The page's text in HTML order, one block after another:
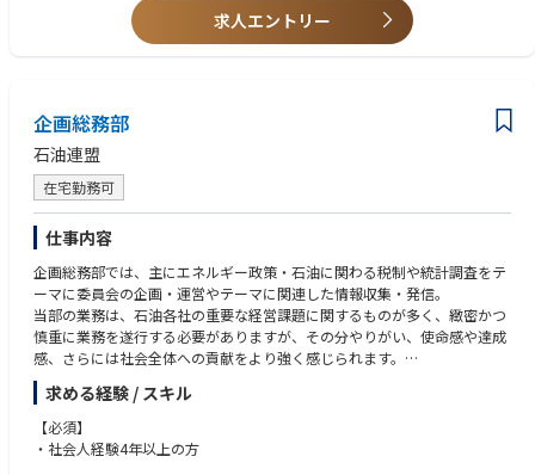
燃料の安定供給とカーボンニュートラル燃料の開発・実装に向けた活動の
両立を推進するための、会員各社の意見を取りまとめ、省庁への現状の説
会員各社の生産・販売・在庫等から作成した統計データを用いた業界の現
状把握や課題認知、情報提供、HP上での情報公開・発信。
※委員会とは…会員各社の課長～部長クラスの専門家が出席し、業界内の
それぞれの所掌領域に係るテーマに関して課題提起や改善策について意見
交換し、業界全体の方針などを決定する場です。
＜活動内容例＞
カーボンニュートラル燃料というテーマにおいては、SAF（持続可能な航
空燃料）の推進に向け、会員各社の意見をとりまとめ経済産業省に対して
現状の説明や要請を行い、政府の支援制度が措置されました。補助金や税
額控除といった経済的なメリットが非常に大きく、今後の石油業界におけ
るカーボンニュートラル推進に向け大きな一歩となりました。
求人エントリー
企画総務部
石油連盟
在宅勤務可
仕事内容
企画総務部では、主にエネルギー政策・石油に関わる税制や統計調査をテ
ーマに委員会の企画・運営やテーマに関連した情報収集・発信。
当部の業務は、石油各社の重要な経営課題に関するものが多く、緻密かつ
慎重に業務を遂行する必要がありますが、その分やりがい、使命感や達成
感、さらには社会全体への貢献をより強く感じられます。
■石油・エネルギー政策等の石油業界関連政策に関する情報収集活動
会員各社へのヒアリング、外部有識者会議の傍聴や、外部調査機関を使用
した諸外国も含めた石油業界の動向調査
求める経験 / スキル
【必須】
・社会人経験4年以上の方